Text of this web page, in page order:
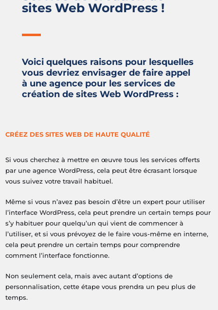
sites Web WordPress!
Voici quelques raisons pour lesquelles
vous devriez envisager de faire appel
à une agence pour les services de
création de sites Web WordPress :
CRÉEZ DES SITES WEB DE HAUTE QUALITÉ
Si vous cherchez à mettre en œuvre tous les services offerts
par une agence WordPress, cela peut être écrasant lorsque
vous suivez votre travail habituel.
Même si vous n’avez pas besoin d’être un expert pour utiliser
l’interface WordPress, cela peut prendre un certain temps pour
s’y habituer pour quelqu’un qui vient de commencer à
l’utiliser, et si vous prévoyez de le faire vous-même en interne,
cela peut prendre un certain temps pour comprendre
comment l’interface fonctionne.
Non seulement cela, mais avec autant d’options de
personnalisation, cette étape vous prendra un peu plus de
temps.